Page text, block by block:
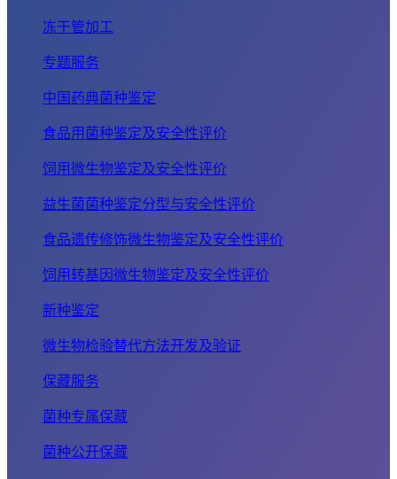
冻干管加工
专题服务
中国药典菌种鉴定
食品用菌种鉴定及安全性评价
饲用微生物鉴定及安全性评价
益生菌菌种鉴定分型与安全性评价
食品遗传修饰微生物鉴定及安全性评价
饲用转基因微生物鉴定及安全性评价
新种鉴定
微生物检验替代方法开发及验证
保藏服务
菌种专属保藏
菌种公开保藏